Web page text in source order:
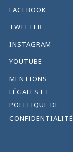
FACEBOOK
TWITTER
INSTAGRAM
YOUTUBE
MENTIONS
LÉGALES ET
POLITIQUE DE
CONFIDENTIALITÉ